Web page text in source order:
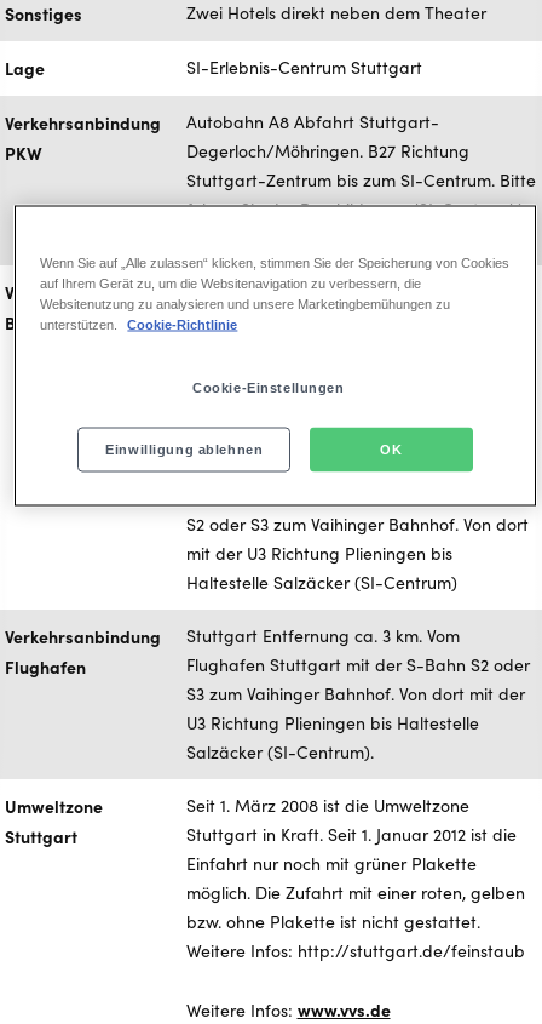
Sonstiges Zwei Hotels direkt neben dem Theater
Lage SI-Erlebnis-Centrum Stuttgart
Verkehrsanbindung
PKW
Autobahn A8 Abfahrt Stuttgart-
Degerloch/Möhringen. B27 Richtung
Stuttgart-Zentrum bis zum SI-Centrum. Bitte
folgen Sie der Beschilderung 'SI-Centrum'/
Verkehrsanbindung
Bahn
Stuttgart Hbf ca. 8 km entfernt. Vom
Hauptbahnhof Stuttgart mit der U5 oder U6
Richtung Plieningen bis Haltestelle Salzäcker
Alternativ mit den Buslinien 77, 809, 826, 827
bis Haltestelle Sternhäule. Oder vom
S2 oder S3 zum Vaihinger Bahnhof. Von dort
mit der U3 Richtung Plieningen bis
Haltestelle Salzäcker (SI-Centrum)
Verkehrsanbindung
Flughafen
Stuttgart Entfernung ca. 3 km. Vom
Flughafen Stuttgart mit der S-Bahn S2 oder
S3 zum Vaihinger Bahnhof. Von dort mit der
U3 Richtung Plieningen bis Haltestelle
Salzäcker (SI-Centrum).
Umweltzone
Stuttgart
Seit 1. März 2008 ist die Umweltzone
Stuttgart in Kraft. Seit 1. Januar 2012 ist die
Einfahrt nur noch mit grüner Plakette
möglich. Die Zufahrt mit einer roten, gelben
bzw. ohne Plakette ist nicht gestattet.
Weitere Infos: http://stuttgart.de/feinstaub
Weitere Infos: www.vvs.de
Wenn Sie auf „Alle zulassen“ klicken, stimmen Sie der Speicherung von Cookies
auf Ihrem Gerät zu, um die Websitenavigation zu verbessern, die
Websitenutzung zu analysieren und unsere Marketingbemühungen zu
unterstützen.
Cookie-Richtlinie
Cookie-Einstellungen
Einwilligung ablehnen OK